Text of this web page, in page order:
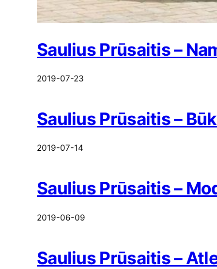
Saulius Prūsaitis –
2019-07-23
Saulius Prūsaitis –
2019-07-14
Saulius Prūsaitis –
2019-06-09
Saulius Prūsaitis –